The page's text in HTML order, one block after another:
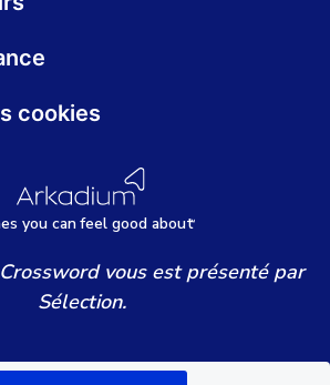
you canfeel good about
cookies
vous est présenté par
Sélection.